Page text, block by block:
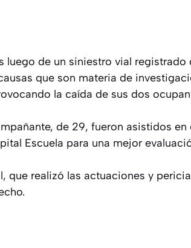
luego de un siniestro vial registrado
que son materia de
la caída de sus dos
de 29, fueron asistidos en
Escuela para una mejor
que realizó las actuaciones y